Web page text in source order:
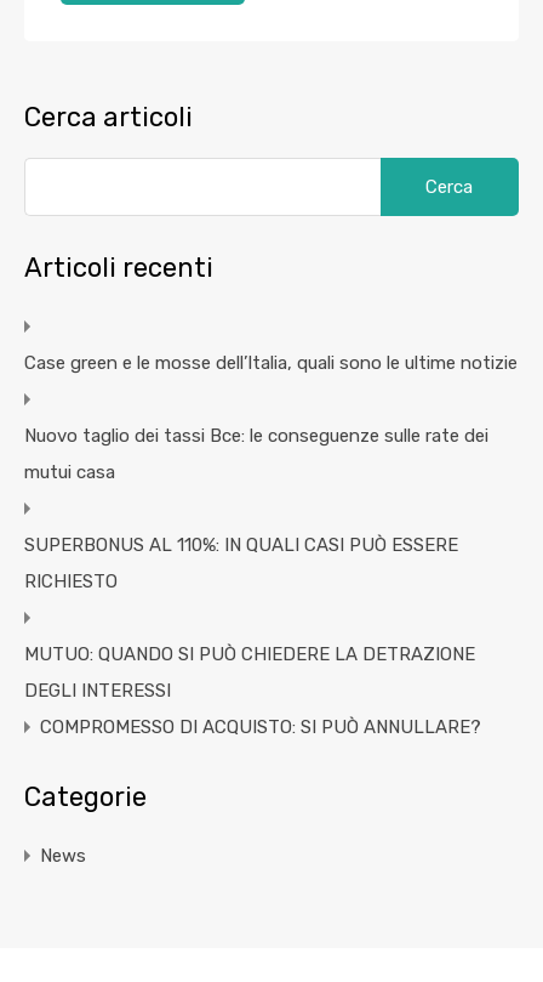
Cerca articoli
Articoli recenti
Case green e le mosse dell’Italia, quali sono le ultime notizie
Nuovo taglio dei tassi Bce: le conseguenze sulle rate dei
mutui casa
SUPERBONUS AL 110%: IN QUALI CASI PUÒ ESSERE
RICHIESTO
MUTUO: QUANDO SI PUÒ CHIEDERE LA DETRAZIONE
DEGLI INTERESSI
COMPROMESSO DI ACQUISTO: SI PUÒ ANNULLARE?
Categorie
News